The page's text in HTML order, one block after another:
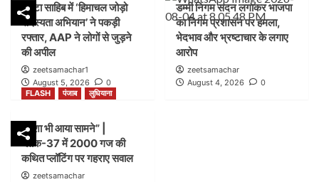
पांवटा साहिब में ‘हिमाचल जोड़ो
सदस्यता अभियान’ ने पकड़ी
रफ्तार, AAP ने लोगों से जुड़ने
की अपील
zeetsamachar1
August 5, 2026
0
डम्मी निगम सदन लगाकर भाजपा
का निगम प्रशासन पर हमला,
भेदभाव और भ्रष्टाचार के लगाए
आरोप
zeetsamachar
August 4, 2026
0
FLASH
पंजाब लुधियाना
नक्शा भी आया सामने” |
ब्लॉक-37 में 2000 गज की
कथित प्लॉटिंग पर गहराए सवाल
zeetsamachar